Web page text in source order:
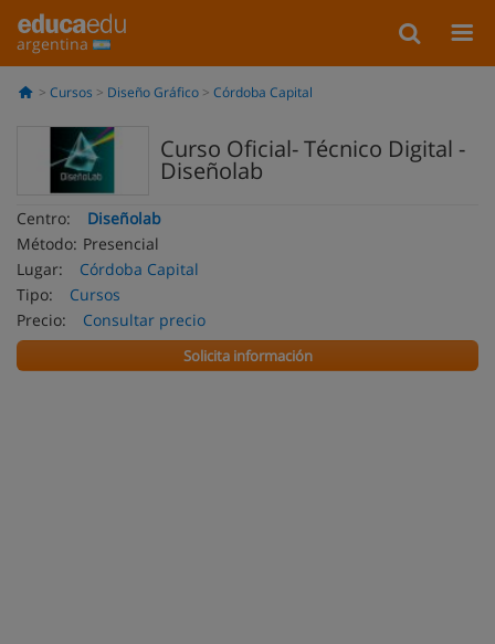
argentina
Cursos Diseño Gráfico Córdoba Capital
Curso Oficial- Técnico Digital -
Diseñolab
Centro:
Diseñolab
Método: Presencial
Lugar:
Córdoba Capital
Tipo:
Cursos
Precio:
Consultar precio
Solicita información